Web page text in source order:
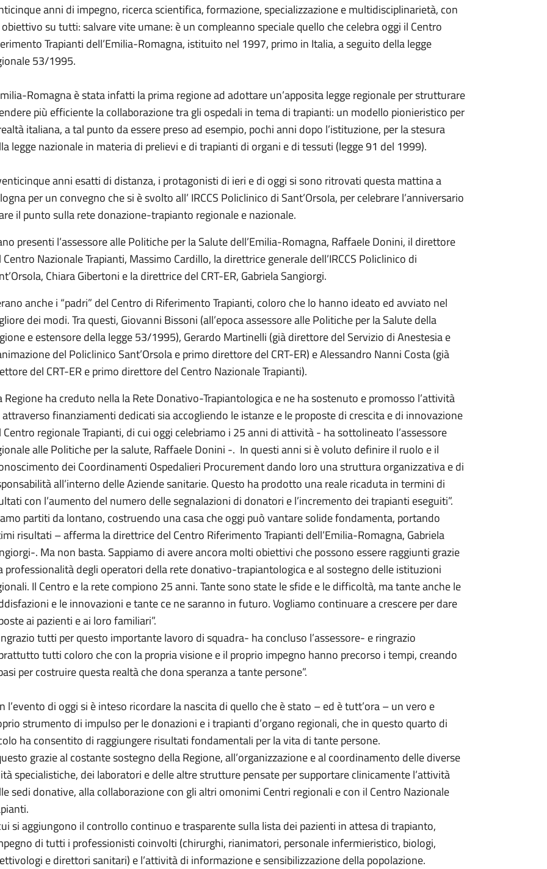
anni di impegno, ricerca scientifica, formazione, specializzazione e multidisciplinarietà, con
su tutti: salvare vite umane: è un compleanno speciale quello che celebra oggi il Centro
Trapianti dell’Emilia-Romagna, istituito nel 1997, primo in Italia, a seguito della legge
53/1995.
Romagna è stata infatti la prima regione ad adottare un’apposita legge regionale per strutturare
più efficiente la collaborazione tra gli ospedali in tema di trapianti: un modello pionieristico per
italiana, a tal punto da essere preso ad esempio, pochi anni dopo l’istituzione, per la stesura
legge nazionale in materia di prelievi e di trapianti di organi e di tessuti (legge 91 del 1999).
anni esatti di distanza, i protagonisti di ieri e di oggi si sono ritrovati questa mattina a
per un convegno che si è svolto all’ IRCCS Policlinico di Sant’Orsola, per celebrare l’anniversario
il punto sulla rete donazione-trapianto regionale e nazionale.
presenti l’assessore alle Politiche per la Salute dell’Emilia-Romagna, Raffaele Donini, il direttore
Centro Nazionale Trapianti, Massimo Cardillo, la direttrice generale dell’IRCCS Policlinico di
Chiara Gibertoni e la direttrice del CRT-ER, Gabriela Sangiorgi.
anche i “padri” del Centro di Riferimento Trapianti, coloro che lo hanno ideato ed avviato nel
dei modi. Tra questi, Giovanni Bissoni (all’epoca assessore alle Politiche per la Salute della
e estensore della legge 53/1995), Gerardo Martinelli (già direttore del Servizio di Anestesia e
del Policlinico Sant’Orsola e primo direttore del CRT-ER) e Alessandro Nanni Costa (già
del CRT-ER e primo direttore del Centro Nazionale Trapianti).
Regione ha creduto nella la Rete Donativo-Trapiantologica e ne ha sostenuto e promosso l’attività
attraverso finanziamenti dedicati sia accogliendo le istanze e le proposte di crescita e di innovazione
Centro regionale Trapianti, di cui oggi celebriamo i 25 anni di attività - ha sottolineato l’assessore
alle Politiche per la salute, Raffaele Donini -. In questi anni si è voluto definire il ruolo e il
dei Coordinamenti Ospedalieri Procurement dando loro una struttura organizzativa e di
all’interno delle Aziende sanitarie. Questo ha prodotto una reale ricaduta in termini di
con l’aumento del numero delle segnalazioni di donatori e l’incremento dei trapianti eseguiti”.
partiti da lontano, costruendo una casa che oggi può vantare solide fondamenta, portando
risultati – afferma la direttrice del Centro Riferimento Trapianti dell’Emilia-Romagna, Gabriela
. Ma non basta. Sappiamo di avere ancora molti obiettivi che possono essere raggiunti grazie
professionalità degli operatori della rete donativo-trapiantologica e al sostegno delle istituzioni
Il Centro e la rete compiono 25 anni. Tante sono state le sfide e le difficoltà, ma tante anche le
e le innovazioni e tante ce ne saranno in futuro. Vogliamo continuare a crescere per dare
ai pazienti e ai loro familiari”.
tutti per questo importante lavoro di squadra- ha concluso l’assessore- e ringrazio
tutti coloro che con la propria visione e il proprio impegno hanno precorso i tempi, creando
per costruire questa realtà che dona speranza a tante persone”.
l’evento di oggi si è inteso ricordare la nascita di quello che è stato – ed è tutt’ora – un vero e
strumento di impulso per le donazioni e i trapianti d’organo regionali, che in questo quarto di
ha consentito di raggiungere risultati fondamentali per la vita di tante persone.
grazie al costante sostegno della Regione, all’organizzazione e al coordinamento delle diverse
specialistiche, dei laboratori e delle altre strutture pensate per supportare clinicamente l’attività
sedi donative, alla collaborazione con gli altri omonimi Centri regionali e con il Centro Nazionale
si aggiungono il controllo continuo e trasparente sulla lista dei pazienti in attesa di trapianto,
di tutti i professionisti coinvolti (chirurghi, rianimatori, personale infermieristico, biologi,
e direttori sanitari) e l’attività di informazione e sensibilizzazione della popolazione.